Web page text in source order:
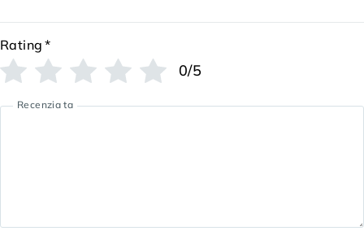
Rating *
0/5
Recenzia ta